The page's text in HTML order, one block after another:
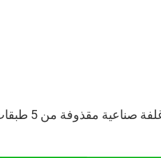
مقذوفة من 5 طبقات للنقانق